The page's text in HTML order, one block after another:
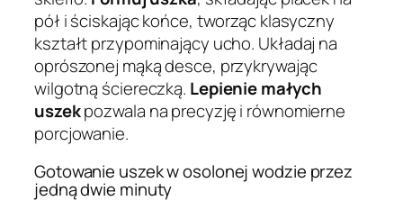
pół i ściskając końce, tworząc klasyczny
kształt przypominający ucho. Układaj na
oprószonej mąką desce, przykrywając
wilgotną ściereczką. Lepienie małych
uszekpozwala na precyzję i równomierne
porcjowanie.
Gotowanie uszek w osolonej wodzie przez
jedną dwie minuty